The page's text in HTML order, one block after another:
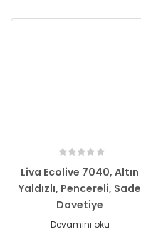
Liva Ecolive 7040, Altın
Yaldızlı, Pencereli, Sade
Davetiye
Devamını oku